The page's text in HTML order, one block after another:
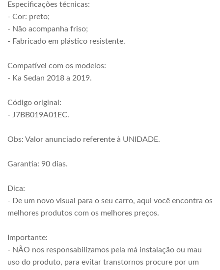
Especificações técnicas:
- Cor: preto;
- Não acompanha friso;
- Fabricado em plástico resistente.
Compatível com os modelos:
- Ka Sedan 2018 a 2019.
Código original:
- J7BB019A01EC.
Obs: Valor anunciado referente à UNIDADE.
Garantia: 90 dias.
Dica:
- De um novo visual para o seu carro, aqui você encontra os
melhores produtos com os melhores preços.
Importante:
- NÃO nos responsabilizamos pela má instalação ou mau
uso do produto, para evitar transtornos procure por um